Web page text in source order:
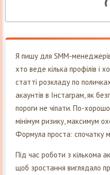
Я пишу для SMM-
хто веде кілька профілів і
статті розкладу по
акаунтів в Інстаграм, як
пороги не чіпати. По-
мінімум ризику, максимум
Формула проста: спочатку
Під час роботи з кількома
щоб зростання виглядало